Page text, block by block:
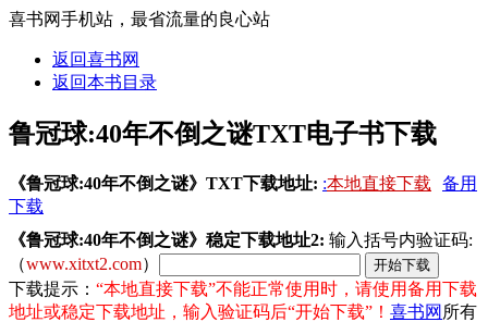
喜书网手机站，最省流量的良心站
返回喜书网
返回本书目录
鲁冠球:40年不倒之谜TXT电子书下载
《鲁冠球:40年不倒之谜》TXT下载地址: :本地直接下载
备用
下载
《鲁冠球:40年不倒之谜》稳定下载地址2: 输入括号内验证码:
（www.xitxt2.com）
下载提示： “本地直接下载”不能正常使用时，请使用备用下载
地址或稳定下载地址，输入验证码后“开始下载”！ 喜书网 所有